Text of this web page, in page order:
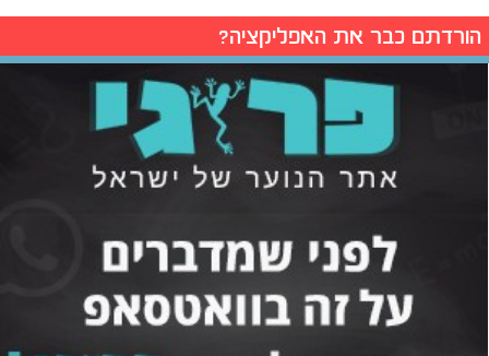
הורדתם כבר את האפליקציה?